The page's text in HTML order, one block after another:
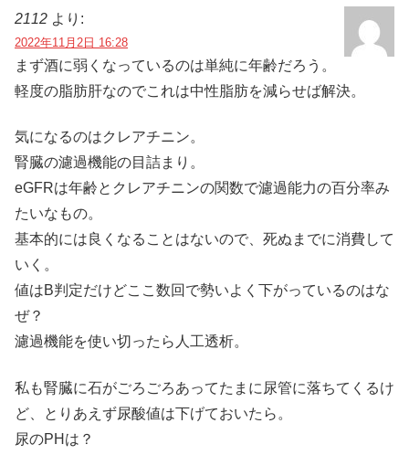
2112 より:
2022年11月2日 16:28
まず酒に弱くなっているのは単純に年齢だろう。
軽度の脂肪肝なのでこれは中性脂肪を減らせば解決。
気になるのはクレアチニン。
腎臓の濾過機能の目詰まり。
eGFRは年齢とクレアチニンの関数で濾過能力の百分率み
たいなもの。
基本的には良くなることはないので、死ぬまでに消費して
いく。
値はB判定だけどここ数回で勢いよく下がっているのはな
ぜ？
濾過機能を使い切ったら人工透析。
私も腎臓に石がごろごろあってたまに尿管に落ちてくるけ
ど、とりあえず尿酸値は下げておいたら。
尿のPHは？